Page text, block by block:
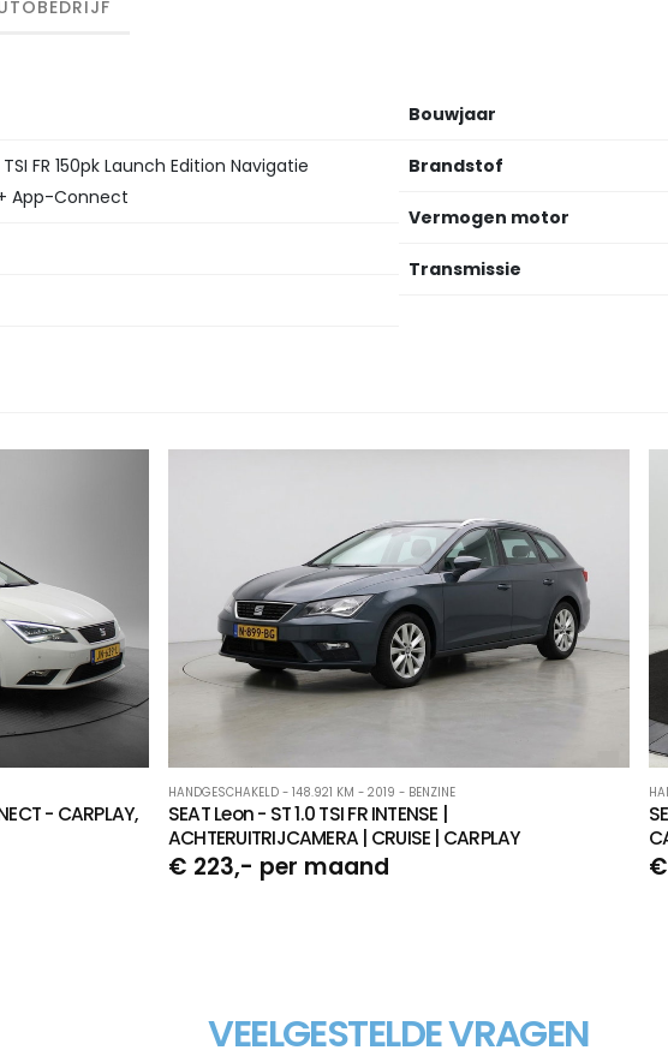
FR 150pk Launch Edition Navigatie
App-Connect
Bouwjaar
Brandstof
Vermogen motor
Transmissie
- CARPLAY,
HANDGESCHAKELD - 148.921 KM - 2019 - BENZINE
SEAT Leon - ST 1.0 TSI FR INTENSE |
ACHTERUITRIJCAMERA | CRUISE | CARPLAY
€ 223,- per maand
VEELGESTELDE VRAGEN